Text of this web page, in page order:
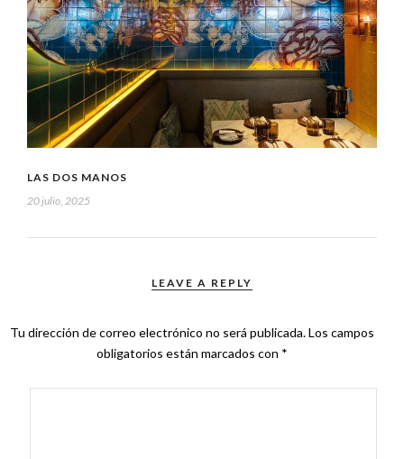
LAS DOS MANOS
20 julio, 2025
LEAVE A REPLY
Tu dirección de correo electrónico no será publicada.Los campos
obligatorios están marcados con *